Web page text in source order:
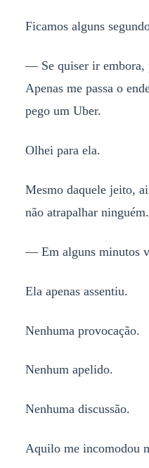
Ficamos alguns
— Se quiser ir
Apenas me passa o
pego um Uber.
Olhei para ela.
Mesmo daquele jeito,
não atrapalhar ninguém.
— Em alguns minutos
Ela apenas assentiu.
Nenhuma provocação.
Nenhum apelido.
Nenhuma discussão.
Aquilo me incomodou